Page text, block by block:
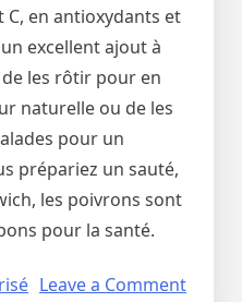
C, en antioxydants et
excellent ajout à
de les rôtir pour en
naturelle ou de les
pour un
prépariez un sauté,
les poivrons sont
pour la santé.
Leave a Commenton